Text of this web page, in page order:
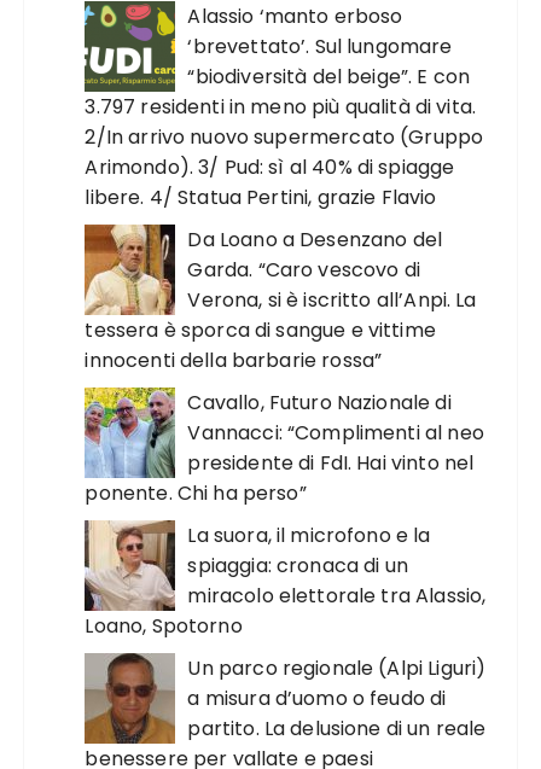
Alassio ‘manto erboso
‘brevettato’. Sul lungomare
“biodiversità del beige”. E con
3.797 residenti in meno più qualità di vita.
2/In arrivo nuovo supermercato (Gruppo
Arimondo). 3/ Pud: sì al 40% di spiagge
libere. 4/ Statua Pertini, grazie Flavio
Da Loano a Desenzano del
Garda. “Caro vescovo di
Verona, si è iscritto all’Anpi. La
tessera è sporca di sangue e vittime
innocenti della barbarie rossa”
Cavallo, Futuro Nazionale di
Vannacci: “Complimenti al neo
presidente di FdI. Hai vinto nel
ponente. Chi ha perso”
La suora, il microfono e la
spiaggia: cronaca di un
miracolo elettorale tra Alassio,
Loano, Spotorno
Un parco regionale (Alpi Liguri)
a misura d’uomo o feudo di
partito. La delusione di un reale
benessere per vallate e paesi